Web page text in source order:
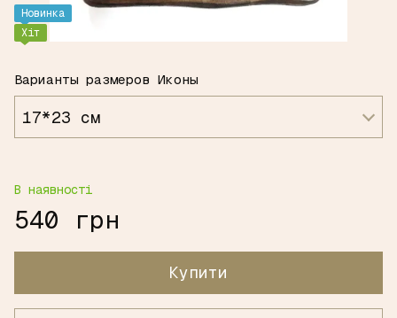
Новинка
Хіт
Варианты размеров Иконы
17*23 см
В наявності
540 грн
Купити